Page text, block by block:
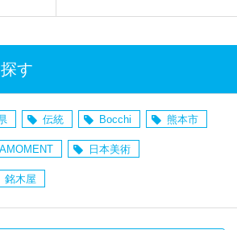
す
伝統 Bocchi 熊本市
日本美術
銘木屋